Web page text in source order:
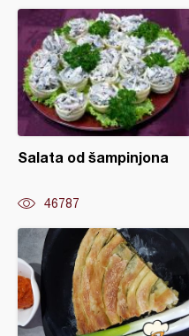
Salata od šampinjona
46787